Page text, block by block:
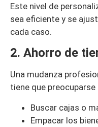
Este nivel de
sea eficiente y se
cada caso.
2. Ahorro de
Una mudanza
tiene que preocuparse
Buscar cajas o
Empacar los